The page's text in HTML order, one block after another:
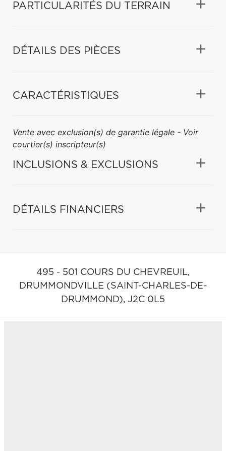
PARTICULARITÉS DU TERRAIN
DÉTAILS DES PIÈCES
CARACTÉRISTIQUES
Vente avec exclusion(s) de garantie légale - Voir
courtier(s) inscripteur(s)
INCLUSIONS & EXCLUSIONS
DÉTAILS FINANCIERS
495 - 501 COURS DU CHEVREUIL,
DRUMMONDVILLE (SAINT-CHARLES-DE-
DRUMMOND), J2C 0L5